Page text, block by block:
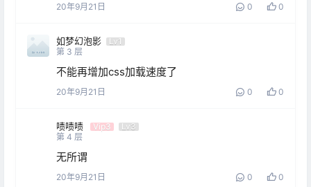
20年9月21日 0 0
如梦幻泡影
Lv1
第 3 层
不能再增加css加载速度了
20年9月21日 0 0
啧啧啧 Vip3
Lv3
第 4 层
无所谓
20年9月21日 0 0